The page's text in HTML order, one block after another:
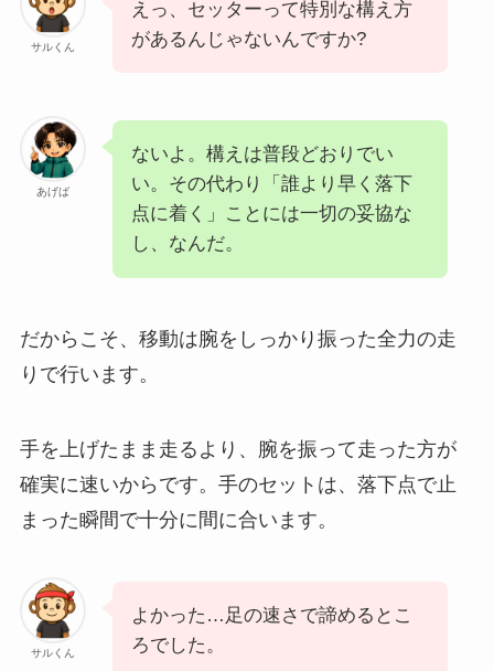
サルくん
えっ、セッターって特別な構え方
があるんじゃないんですか?
あげば
ないよ。構えは普段どおりでい
い。その代わり「誰より早く落下
点に着く」ことには一切の妥協な
し、なんだ。
だからこそ、移動は腕をしっかり振った全力の走
りで行います。
手を上げたまま走るより、腕を振って走った方が
確実に速いからです。手のセットは、落下点で止
まった瞬間で十分に間に合います。
サルくん
よかった…足の速さで諦めるとこ
ろでした。